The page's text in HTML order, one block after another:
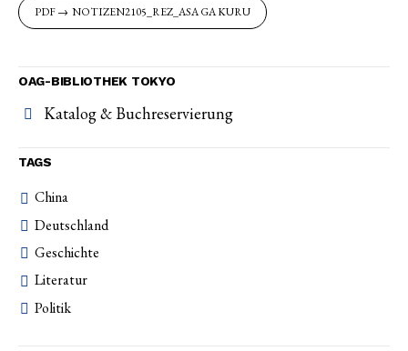
NOTIZEN2105_REZ_ASA GA KURU
OAG-BIBLIOTHEK TOKYO
Katalog & Buchreservierung
TAGS
China
Deutschland
Geschichte
Literatur
Politik